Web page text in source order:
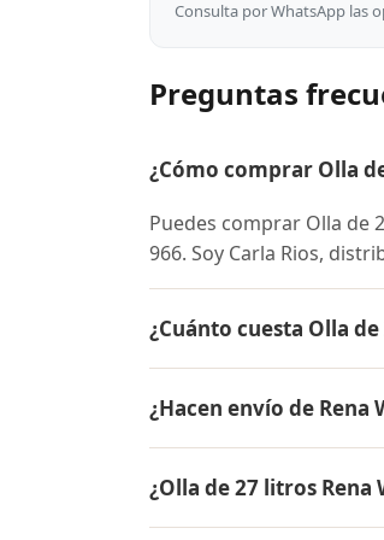
Consulta por WhatsApp las
Preguntas
¿Cómo comprar Olla
Puedes comprar Olla de
966. Soy Carla Rios,
¿Cuánto cuesta Olla
conocer el precio actual,
¿Hacen envío de Rena
entrega.
¿Olla de 27 litros